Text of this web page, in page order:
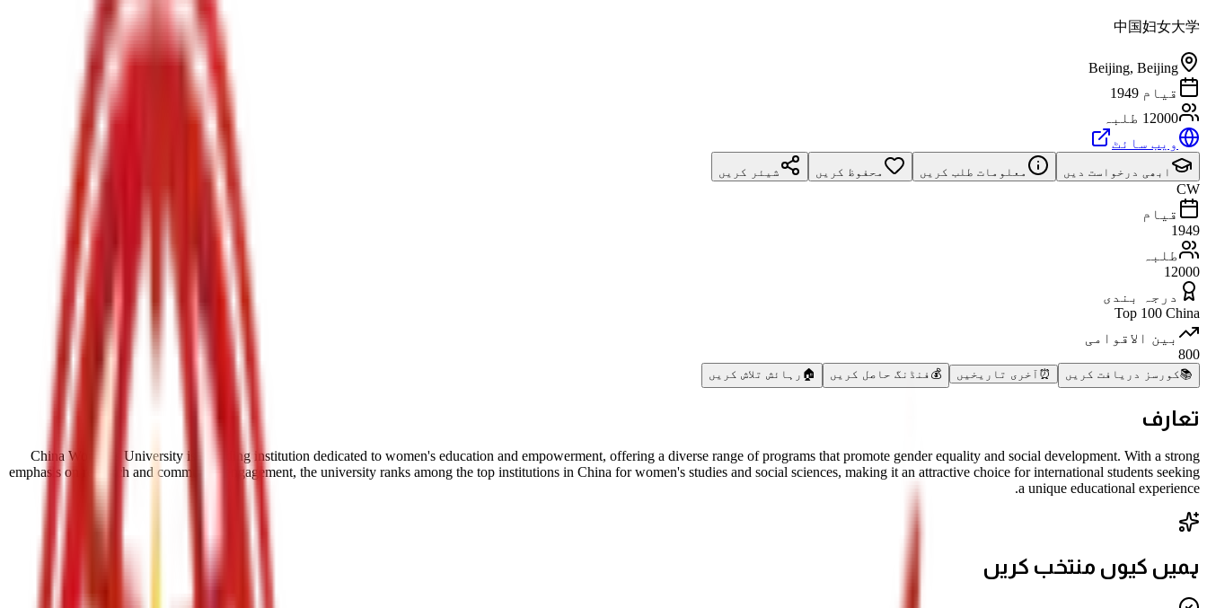
中国妇女大学
Beijing, Beijing
قیام 1949
12000 طلبہ
ویب سائٹ
ابھی درخواست دیں معلومات طلب کریں محفوظ کریں شیئر کریں
CW
قیام
1949
طلبہ
12000
درجہ بندی
Top 100 China
بین الاقوامی
800
📚کورسز دریافت کریں ⏰ آخری تاریخیں 💰 فنڈنگ حاصل کریں 🏠 رہائش تلاش کریں
تعارف
China Women's University is a leading institution dedicated to women's education and empowerment, offering a diverse range of programs that promote gender equality and social development. With a strong
emphasis on research and community engagement, the university ranks among the top institutions in China for women's studies and social sciences, making it an attractive choice for international students seeking
a unique educational experience.
ہمیں کیوں منتخب کریں